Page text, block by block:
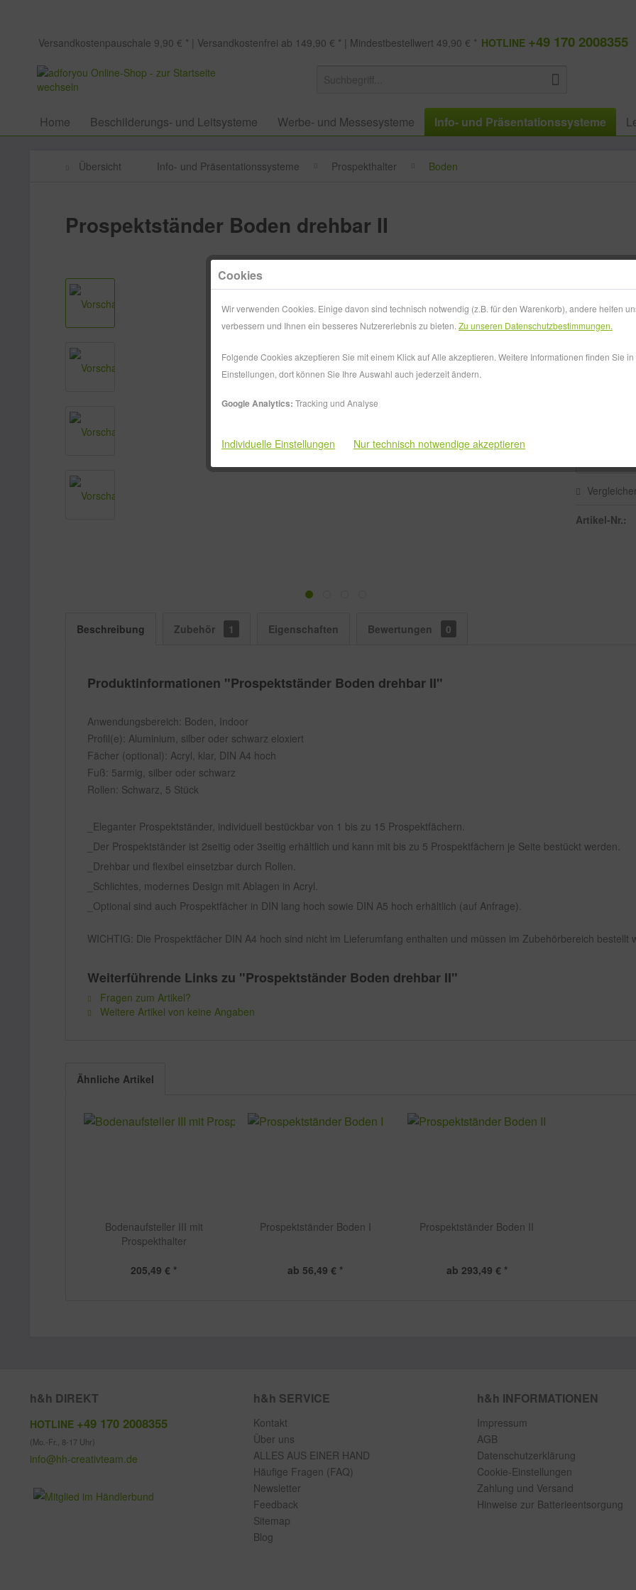
Versandkostenpauschale 9,90 € * | Versandkostenfrei ab 149,90 € * | Mindestbestellwert 49,90 € * HOTLINE +49 170 2008355
Home Beschilderungs- und Leitsysteme Werbe- und Messesysteme Info- und Präsentationssysteme
Übersicht Info- und Präsentationssysteme Prospekthalter Boden
Prospektständer Boden drehbar II
zzgl. MwSt.
Artikel-Nr.:
Beschreibung Zubehör 1 Eigenschaften Bewertungen 0
Produktinformationen "Prospektständer Boden drehbar II"
Anwendungsbereich: Boden, Indoor
Profil(e): Aluminium, silber oder schwarz eloxiert
Fächer (optional): Acryl, klar, DIN A4 hoch
Fuß: 5armig, silber oder schwarz
Rollen: Schwarz, 5 Stück
Eleganter Prospektständer, individuell bestückbar von 1 bis zu 15 Prospektfächern.
Der Prospektständer ist 2seitig oder 3seitig erhältlich und kann mit bis zu 5 Prospektfächern je Seite bestückt werden.
Drehbar und flexibel einsetzbar durch Rollen.
Schlichtes, modernes Design mit Ablagen in Acryl.
Optional sind auch Prospektfächer in DIN lang hoch sowie DIN A5 hoch erhältlich (auf Anfrage).
WICHTIG: Die Prospektfächer DIN A4 hoch sind nicht im Lieferumfang enthalten und müssen im Zubehörbereich bestellt
Weiterführende Links zu "Prospektständer Boden drehbar II"
Fragen zum Artikel?
Weitere Artikel von keine Angaben
Ähnliche Artikel
Bodenaufsteller III mit
Prospekthalter
205,49 € *
Prospektständer Boden I
ab 56,49 € *
Prospektständer Boden II
ab 293,49 € *
h&h DIREKT
HOTLINE +49 170 2008355
(Mo.-Fr., 8-17 Uhr)
info@hh-creativteam.de
h&h SERVICE
Kontakt
Über uns
ALLES AUS EINER HAND
Häufige Fragen (FAQ)
Newsletter
Feedback
Sitemap
Blog
h&h INFORMATIONEN
Impressum
AGB
Datenschutzerklärung
Cookie-Einstellungen
Zahlung und Versand
Hinweise zur Batterieentsorgung
Cookies
Wir verwenden Cookies. Einige davon sind technisch notwendig (z.B. für den Warenkorb), andere helfen
verbessern und Ihnen ein besseres Nutzererlebnis zu bieten. Zu unseren Datenschutzbestimmungen.
Folgende Cookies akzeptieren Sie mit einem Klick auf Alle akzeptieren. Weitere Informationen finden Sie
Einstellungen, dort können Sie Ihre Auswahl auch jederzeit ändern.
Google Analytics: Tracking und Analyse
Individuelle Einstellungen Nur technisch notwendige akzeptieren